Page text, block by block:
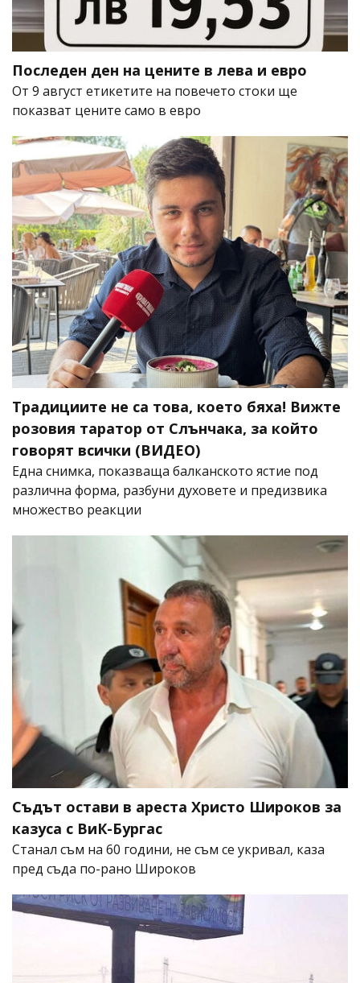
Последен ден на цените в лева и евро
От 9 август етикетите на повечето стоки ще
показват цените само в евро
Традициите не са това, което бяха! Вижте
розовия таратор от Слънчака, за който
говорят всички (ВИДЕО)
Една снимка, показваща балканското ястие под
различна форма, разбуни духовете и предизвика
множество реакции
Съдът остави в ареста Христо Широков за
казуса с ВиК-Бургас
Станал съм на 60 години, не съм се укривал, каза
пред съда по-рано Широков